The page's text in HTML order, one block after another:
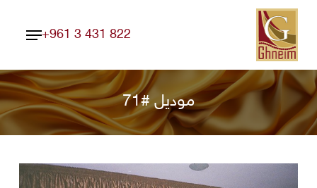
Skip
main
content
+961 3 431 822
Menu
موديل #71
Close
Menu